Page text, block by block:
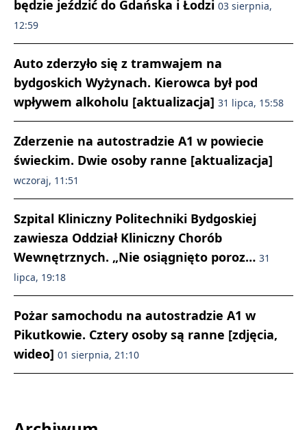
będzie jeździć do Gdańska i Łodzi 03 sierpnia,
12:59
Auto zderzyło się z tramwajem na
bydgoskich Wyżynach. Kierowca był pod
wpływem alkoholu [aktualizacja] 31 lipca, 15:58
Zderzenie na autostradzie A1 w powiecie
świeckim. Dwie osoby ranne [aktualizacja]
wczoraj, 11:51
Szpital Kliniczny Politechniki Bydgoskiej
zawiesza Oddział Kliniczny Chorób
Wewnętrznych. „Nie osiągnięto poroz… 31
lipca, 19:18
Pożar samochodu na autostradzie A1 w
Pikutkowie. Cztery osoby są ranne [zdjęcia,
wideo] 01 sierpnia, 21:10